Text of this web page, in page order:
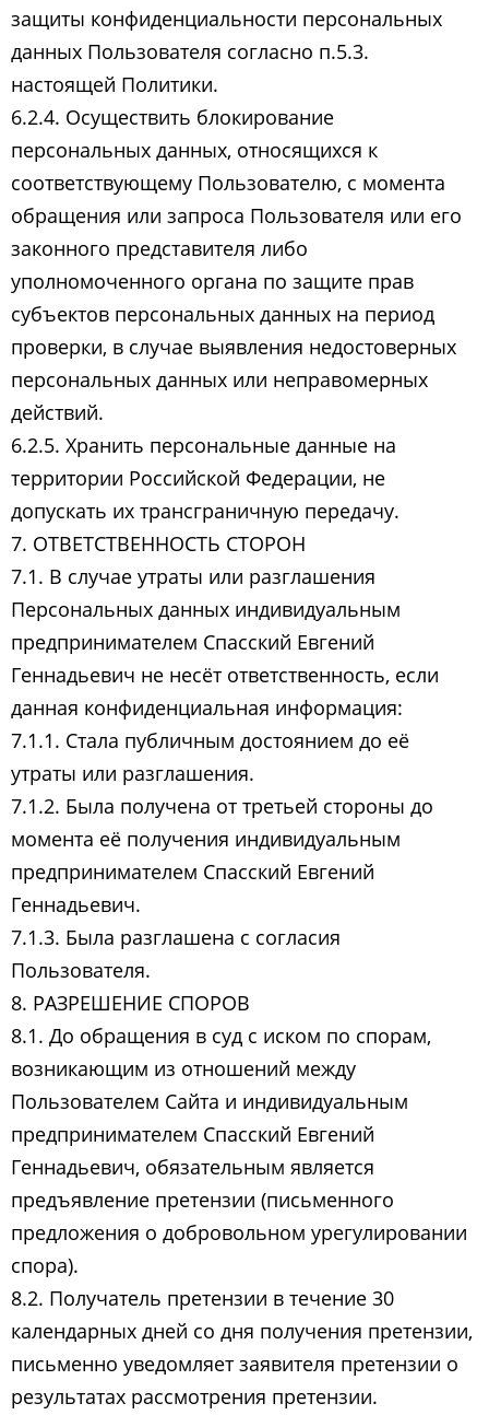
защиты конфиденциальности персональных
данных Пользователя согласно п.5.3.
настоящей Политики.
6.2.4. Осуществить блокирование
персональных данных, относящихся к
соответствующему Пользователю, с момента
обращения или запроса Пользователя или его
законного представителя либо
уполномоченного органа по защите прав
субъектов персональных данных на период
проверки, в случае выявления недостоверных
персональных данных или неправомерных
действий.
6.2.5. Хранить персональные данные на
территории Российской Федерации, не
допускать их трансграничную передачу.
7. ОТВЕТСТВЕННОСТЬ СТОРОН
7.1. В случае утраты или разглашения
Персональных данных индивидуальным
предпринимателем Спасский Евгений
Геннадьевич не несёт ответственность, если
данная конфиденциальная информация:
7.1.1. Стала публичным достоянием до её
утраты или разглашения.
7.1.2. Была получена от третьей стороны до
момента её получения индивидуальным
предпринимателем Спасский Евгений
Геннадьевич.
7.1.3. Была разглашена с согласия
Пользователя.
8. РАЗРЕШЕНИЕ СПОРОВ
8.1. До обращения в суд с иском по спорам,
возникающим из отношений между
Пользователем Сайта и индивидуальным
предпринимателем Спасский Евгений
Геннадьевич, обязательным является
предъявление претензии (письменного
предложения о добровольном урегулировании
спора).
8.2. Получатель претензии в течение 30
календарных дней со дня получения претензии,
письменно уведомляет заявителя претензии о
результатах рассмотрения претензии.